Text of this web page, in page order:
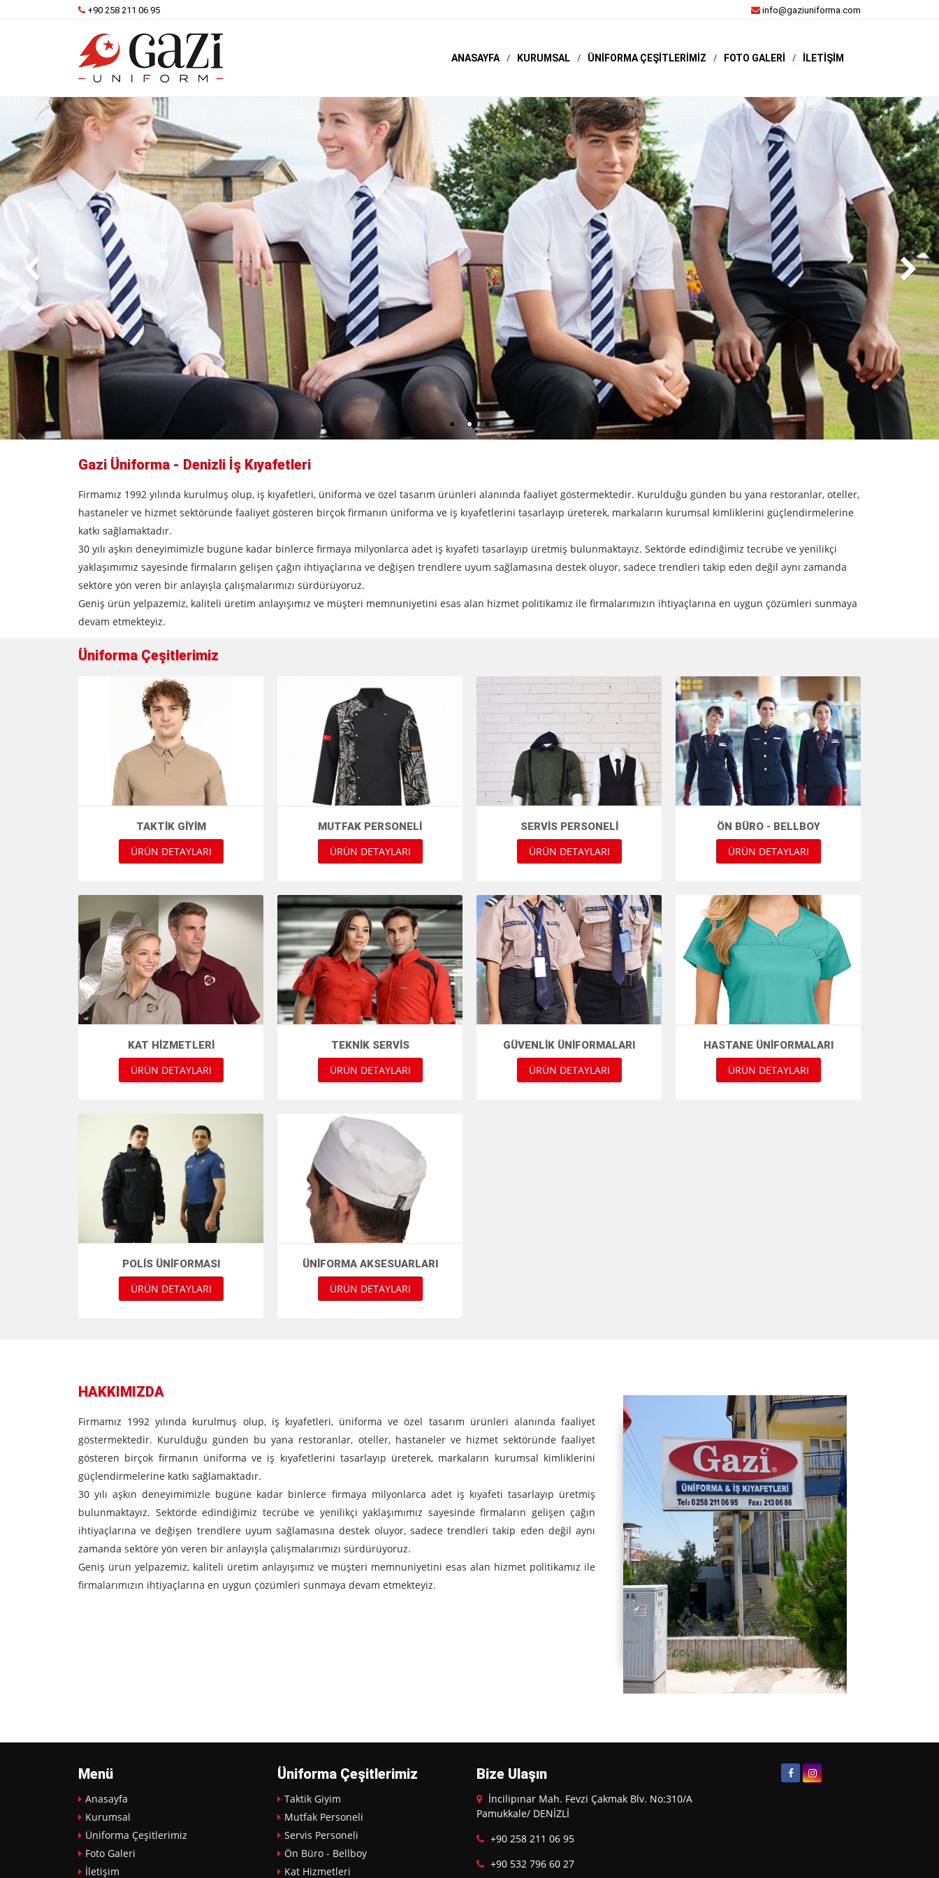
+90 258 211 06 95 info@gaziuniforma.com
ANASAYFA KURUMSAL ÜNIFORMA ÇEŞITLERIMIZ FOTO GALERI İLETIŞIM
Gazi Üniforma - Denizli İş Kıyafetleri
Firmamız 1992 yılında kurulmuş olup, iş kıyafetleri, üniforma ve özel tasarım ürünleri alanında faaliyet göstermektedir. Kurulduğu günden bu yana restoranlar, oteller,
hastaneler ve hizmet sektöründe faaliyet gösteren birçok firmanın üniforma ve iş kıyafetlerini tasarlayıp üreterek, markaların kurumsal kimliklerini güçlendirmelerine
katkı sağlamaktadır.
30 yılı aşkın deneyimimizle bugüne kadar binlerce firmaya milyonlarca adet iş kıyafeti tasarlayıp üretmiş bulunmaktayız. Sektörde edindiğimiz tecrübe ve yenilikçi
yaklaşımımız sayesinde firmaların gelişen çağın ihtiyaçlarına ve değişen trendlere uyum sağlamasına destek oluyor, sadece trendleri takip eden değil aynı zamanda
sektöre yön veren bir anlayışla çalışmalarımızı sürdürüyoruz.
Geniş ürün yelpazemiz, kaliteli üretim anlayışımız ve müşteri memnuniyetini esas alan hizmet politikamız ile firmalarımızın ihtiyaçlarına en uygun çözümleri sunmaya
devam etmekteyiz.
Üniforma Çeşitlerimiz
TAKTIK GIYIM
ÜRÜN DETAYLARI
MUTFAK PERSONELI
ÜRÜN DETAYLARI
SERVIS PERSONELI
ÜRÜN DETAYLARI
ÖN BÜRO - BELLBOY
ÜRÜN DETAYLARI
KAT HIZMETLERI
ÜRÜN DETAYLARI
TEKNIK SERVIS
ÜRÜN DETAYLARI
GÜVENLIK ÜNIFORMALARI
ÜRÜN DETAYLARI
HASTANE ÜNIFORMALARI
ÜRÜN DETAYLARI
POLIS ÜNIFORMASI
ÜRÜN DETAYLARI
ÜNIFORMA AKSESUARLARI
ÜRÜN DETAYLARI
HAKKIMIZDA
Firmamız 1992 yılında kurulmuş olup, iş kıyafetleri, üniforma ve özel tasarım ürünleri alanında faaliyet
göstermektedir. Kurulduğu günden bu yana restoranlar, oteller, hastaneler ve hizmet sektöründe faaliyet
gösteren birçok firmanın üniforma ve iş kıyafetlerini tasarlayıp üreterek, markaların kurumsal kimliklerini
güçlendirmelerine katkı sağlamaktadır.
30 yılı aşkın deneyimimizle bugüne kadar binlerce firmaya milyonlarca adet iş kıyafeti tasarlayıp üretmiş
bulunmaktayız. Sektörde edindiğimiz tecrübe ve yenilikçi yaklaşımımız sayesinde firmaların gelişen çağın
ihtiyaçlarına ve değişen trendlere uyum sağlamasına destek oluyor, sadece trendleri takip eden değil aynı
zamanda sektöre yön veren bir anlayışla çalışmalarımızı sürdürüyoruz.
Geniş ürün yelpazemiz, kaliteli üretim anlayışımız ve müşteri memnuniyetini esas alan hizmet politikamız ile
firmalarımızın ihtiyaçlarına en uygun çözümleri sunmaya devam etmekteyiz.
Menü
Anasayfa
Kurumsal
Üniforma Çeşitlerimiz
Foto Galeri
İletişim
Üniforma Çeşitlerimiz
Taktik Giyim
Mutfak Personeli
Servis Personeli
Ön Büro - Bellboy
Kat Hizmetleri
Bize Ulaşın
İncilipınar Mah. Fevzi Çakmak Blv. No:310/A
Pamukkale/ DENİZLİ
+90 258 211 06 95
+90 532 796 60 27